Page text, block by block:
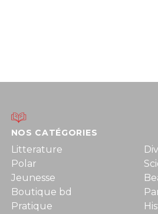
NOS CATÉGORIES
Litterature
Polar
Jeunesse
Boutique bd
Pratique